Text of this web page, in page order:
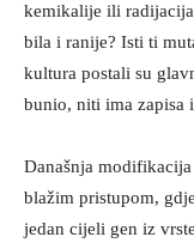
kemikalije ili
bila i ranije? Isti ti
kultura postali su
bunio, niti ima zapisa
Današnja
blažim pristupom,
jedan cijeli gen iz